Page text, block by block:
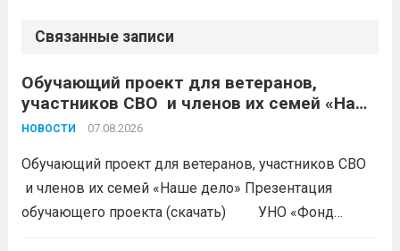
Связанные записи
Обучающий проект для ветеранов,
участников СВО и членов их семей «Наше
дело»
НОВОСТИ 07.08.2026
Обучающий проект для ветеранов, участников СВО
и членов их семей «Наше дело» Презентация
обучающего проекта (скачать) УНО «Фонд